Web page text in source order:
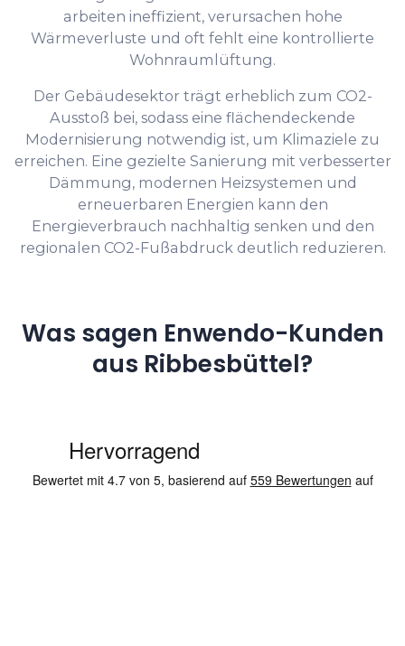
arbeiten ineffizient, verursachen hohe
Wärmeverluste und oft fehlt eine kontrollierte
Wohnraumlüftung.
Der Gebäudesektor trägt erheblich zum CO2-
Ausstoß bei, sodass eine flächendeckende
Modernisierung notwendig ist, um Klimaziele zu
erreichen. Eine gezielte Sanierung mit verbesserter
Dämmung, modernen Heizsystemen und
erneuerbaren Energien kann den
Energieverbrauch nachhaltig senken und den
regionalen CO2-Fußabdruck deutlich reduzieren.
Was sagen Enwendo-Kunden
aus Ribbesbüttel?